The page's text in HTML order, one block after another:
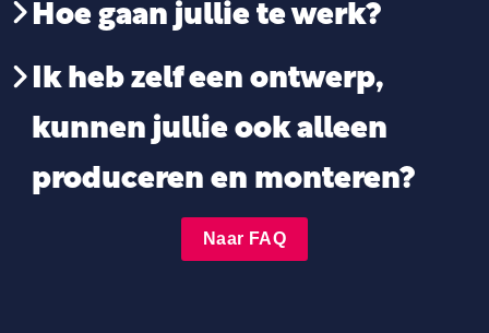
Hoe gaan jullie te werk?
Ik heb zelf een ontwerp,
kunnen jullie ook alleen
produceren en monteren?
Naar FAQ